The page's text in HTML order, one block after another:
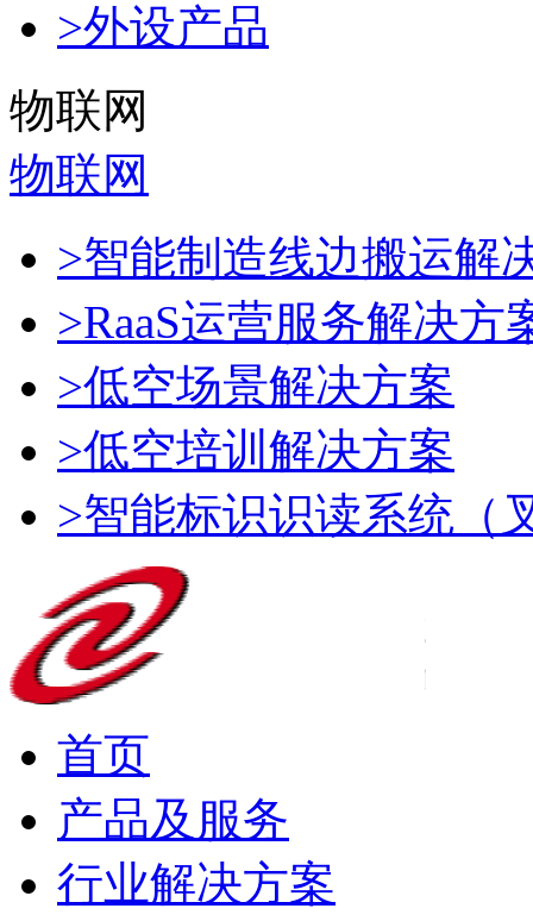
>外设产品
物联网
物联网
>智能制造线边搬运解
>RaaS运营服务解决方
>低空场景解决方案
>低空培训解决方案
>智能标识识读系统（
首页
产品及服务
行业解决方案